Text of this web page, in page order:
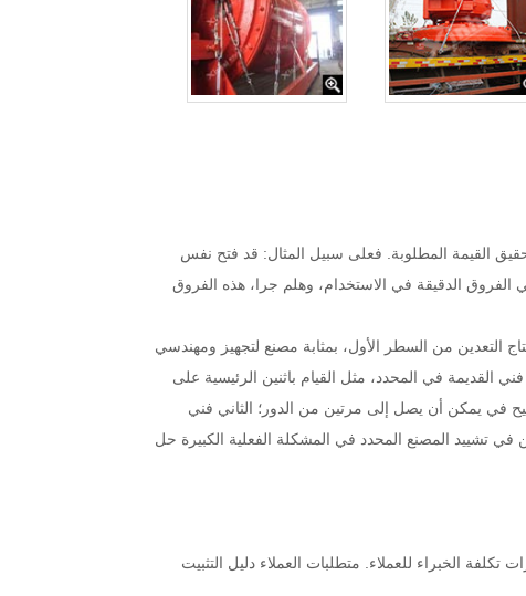
القيمة المطلوبة. فعلى سبيل المثال: قد فتح نفس
الفروق الدقيقة في الاستخدام، وهلم جرا، هذه الفروق
التعدين من السطر الأول، بمثابة مصنع لتجهيز ومهندسي
القديمة في المحدد، مثل القيام باثنين الرئيسية على
في يمكن أن يصل إلى مرتين من الدور؛ الثاني فني
في تشييد المصنع المحدد في المشكلة الفعلية الكبيرة حل
الخبراء للعملاء. متطلبات العملاء دليل التثبيت